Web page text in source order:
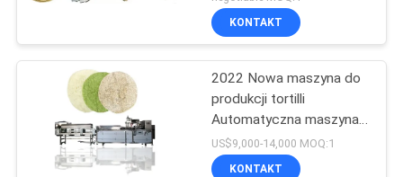
KONTAKT
2022 Nowa maszyna do
produkcji tortilli
Automatyczna maszyna
do produkcji tortilli BP-
650
US$9,000-14,000 MOQ:1
KONTAKT